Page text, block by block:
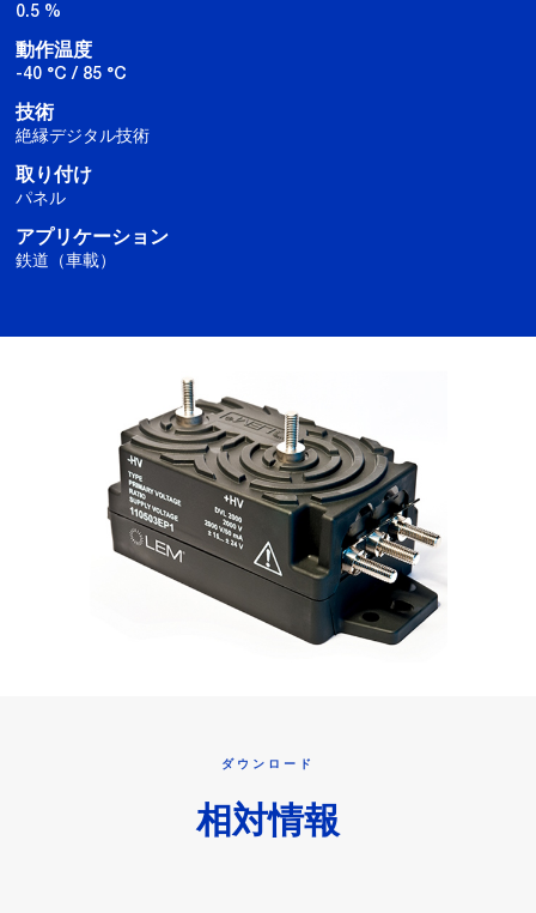
0.5 %
動作温度
-40 °C / 85 °C
技術
絶縁デジタル技術
取り付け
パネル
アプリケーション
鉄道（車載）
ダウンロード
相対情報